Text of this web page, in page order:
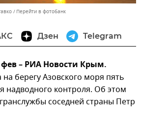
Перейти в фотобанк
Дзен Telegram
– РИА Новости Крым.
берегу Азовского моря пять
надводного контроля. Об этом
соседней страны Петр